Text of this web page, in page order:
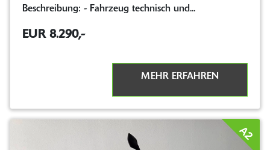
Beschreibung: - Fahrzeug technisch und...
EUR 8.290,-
MEHR ERFAHREN
A2